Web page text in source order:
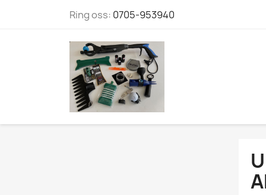
Ring oss: 0705-953940